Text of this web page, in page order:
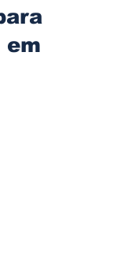
em
5 estrelas.